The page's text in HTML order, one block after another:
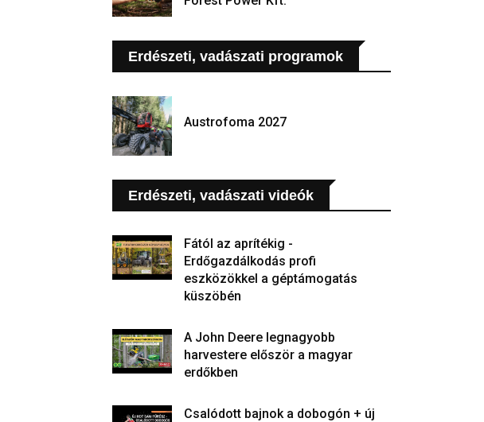
Erdészeti, vadászati programok
Austrofoma 2027
Erdészeti, vadászati videók
Fától az aprítékig -
Erdőgazdálkodás profi
eszközökkel a géptámogatás
küszöbén
A John Deere legnagyobb
harvestere először a magyar
erdőkben
Csalódott bajnok a dobogón + új